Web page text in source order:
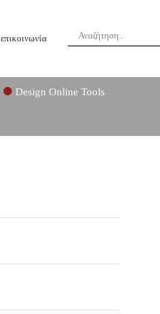
επικοινωνία
Design Online Tools